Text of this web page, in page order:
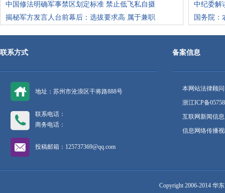
中国修法明确军事禁区划定标准 禁止低飞私自摄
揭秘军方发言人台前幕后：选拔要求高 属于兼职
中纪委解
国务院：
联系方式
地址：苏州市沧浪区干将路888号
联系电话：
商务电话：
投稿邮箱：125737369@qq.com
备案信息
本网站法律顾
浙江ICP备
互联网新闻信
信息网络传播
Copyright 2006-2014 华